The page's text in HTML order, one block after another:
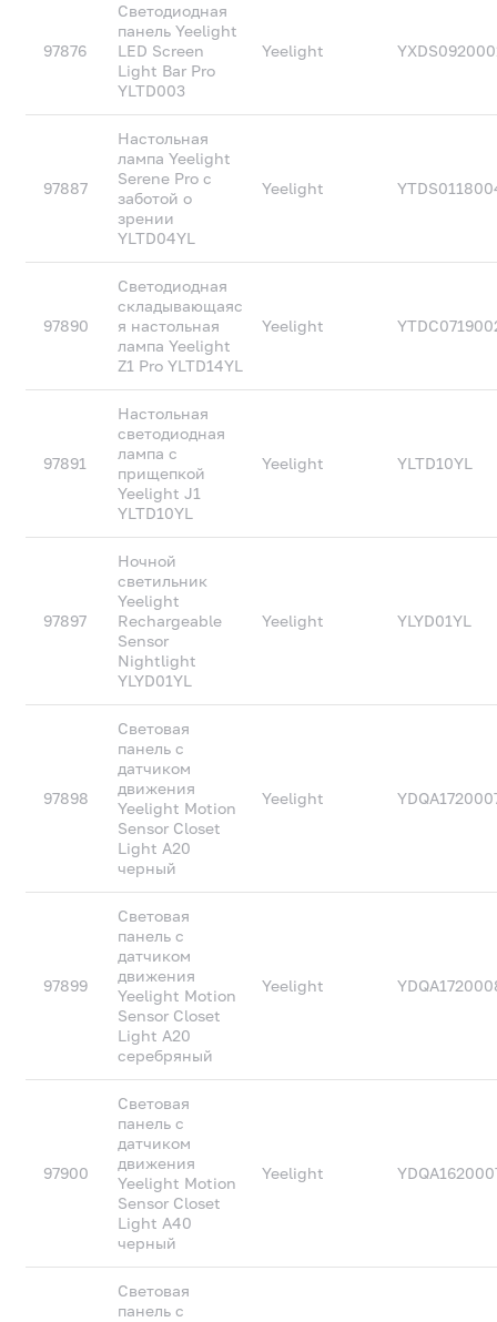
97876
Светодиодная
панель Yeelight
LED Screen
Light Bar Pro
YLTD003
Yeelight
97887
Настольная
лампа Yeelight
Serene Pro с
заботой о
зрении
YLTD04YL
Yeelight
97890
Светодиодная
складывающаяс
я настольная
лампа Yeelight
Z1 Pro YLTD14YL
Yeelight
97891
Настольная
светодиодная
лампа с
прищепкой
Yeelight J1
YLTD10YL
Yeelight YLTD10YL
97897
Ночной
светильник
Yeelight
Rechargeable
Sensor
Nightlight
YLYD01YL
Yeelight YLYD01YL
97898
Световая
панель с
датчиком
движения
Yeelight Motion
Sensor Closet
Light A20
черный
Yeelight
97899
Световая
панель с
датчиком
движения
Yeelight Motion
Sensor Closet
Light A20
серебряный
Yeelight
97900
Световая
панель с
датчиком
движения
Yeelight Motion
Sensor Closet
Light A40
черный
Yeelight
Световая
панель с